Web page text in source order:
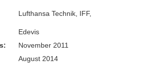
Lufthansa Technik, IFF,
Edevis
November 2011
August 2014